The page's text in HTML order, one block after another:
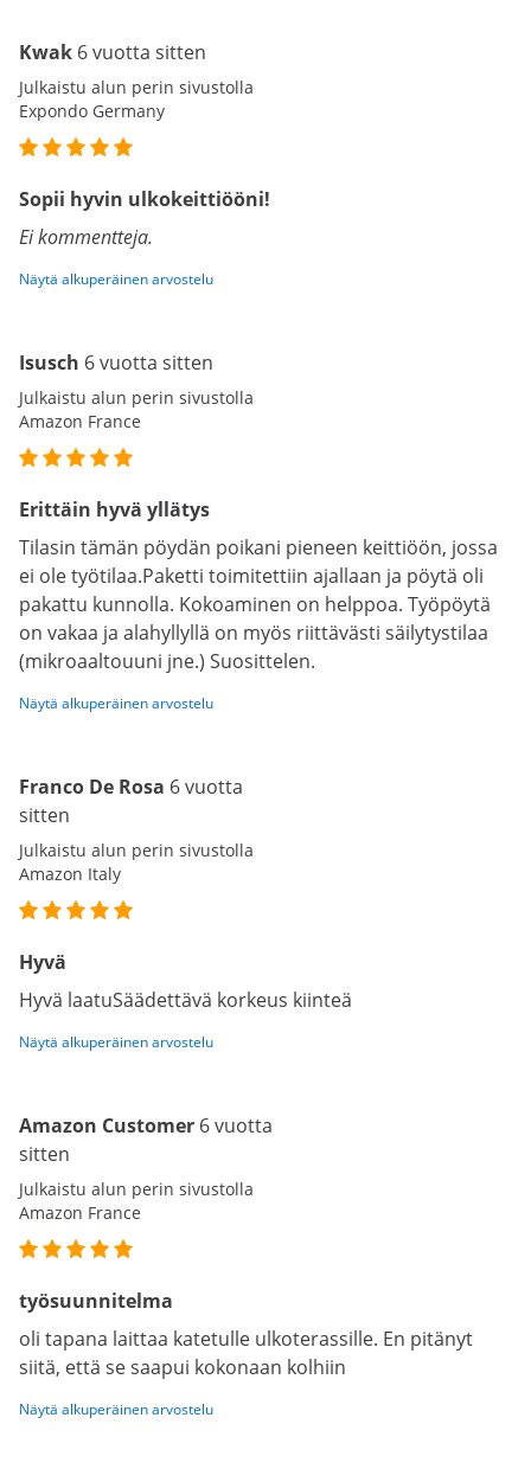
Kwak 6 vuotta sitten
Julkaistu alun perin sivustolla
Expondo Germany
Sopii hyvin ulkokeittiööni!
Ei kommentteja.
Näytä alkuperäinen arvostelu
Isusch 6 vuotta sitten
Julkaistu alun perin sivustolla
Amazon France
Erittäin hyvä yllätys
Tilasin tämän pöydän poikani pieneen keittiöön, jossa
ei ole työtilaa.Paketti toimitettiin ajallaan ja pöytä oli
pakattu kunnolla. Kokoaminen on helppoa. Työpöytä
on vakaa ja alahyllyllä on myös riittävästi säilytystilaa
(mikroaaltouuni jne.) Suosittelen.
Näytä alkuperäinen arvostelu
Franco De Rosa 6 vuotta
sitten
Julkaistu alun perin sivustolla
Amazon Italy
Hyvä
Hyvä laatuSäädettävä korkeus kiinteä
Näytä alkuperäinen arvostelu
Amazon Customer 6 vuotta
sitten
Julkaistu alun perin sivustolla
Amazon France
työsuunnitelma
oli tapana laittaa katetulle ulkoterassille. En pitänyt
siitä, että se saapui kokonaan kolhiin
Näytä alkuperäinen arvostelu